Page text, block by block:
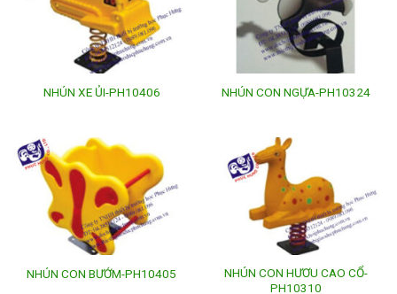
NHÚN XE ỦI-PH10406 NHÚN CON NGỰA-PH10324
NHÚN CON BƯỚM-PH10405
NHÚN CON HƯƠU CAO CỔ-
PH10310